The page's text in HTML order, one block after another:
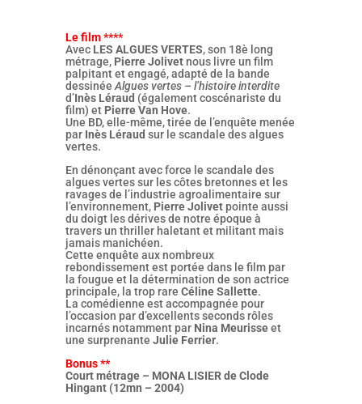
Le film ****
Avec LES ALGUES VERTES, son 18è long
métrage, Pierre Jolivetnous livre un film
palpitant et engagé, adapté de la bande
dessinée Algues vertes – l’histoire interdite
d’Inès Léraud (également coscénariste du
film) et Pierre Van Hove.
Une BD, elle-même, tirée de l’enquête menée
par Inès Léraud sur le scandale des algues
vertes.
En dénonçant avec force le scandale des
algues vertes sur les côtes bretonnes et les
ravages de l’industrie agroalimentaire sur
l’environnement, Pierre Jolivetpointe aussi
du doigt les dérives de notre époque à
travers un thriller haletant et militant mais
jamais manichéen.
Cette enquête aux nombreux
rebondissement est portée dans le film par
la fougue et la détermination de son actrice
principale, la trop rare Céline Sallette.
La comédienne est accompagnée pour
l’occasion par d’excellents seconds rôles
incarnés notamment par Nina Meurisseet
une surprenante Julie Ferrier.
Bonus**
Court métrage – MONA LISIER de Clode
Hingant (12mn – 2004)